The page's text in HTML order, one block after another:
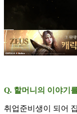
Q. 할머니의 이야기
취업준비생이 되어